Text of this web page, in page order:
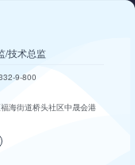
/技术总监
9-800
海街道桥头社区中晟会港